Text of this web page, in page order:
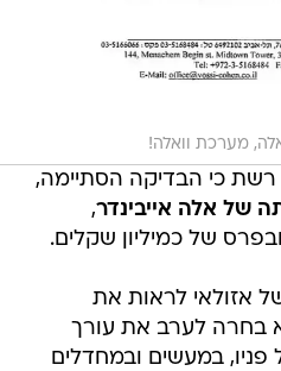
מערכת וואלה!
רשת כי הבדיקה הסתיימה,
של אלה אייבינדר,
של כמיליון שקלים.
אזולאי לראות את
בחרה לערב את עורך
במעשים ובמחדלים